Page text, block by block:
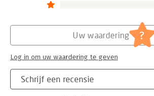
Schrijf een recensie
Uw waardering ?
Log in om uw waardering te geven